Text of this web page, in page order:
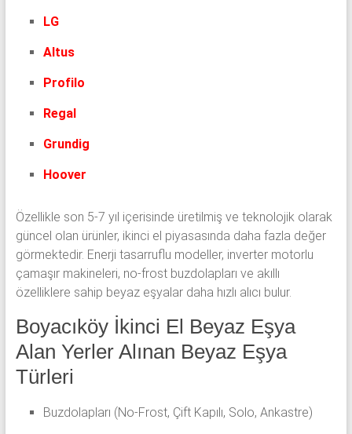
LG
Altus
Profilo
Regal
Grundig
Hoover
Özellikle son 5-7 yıl içerisinde üretilmiş ve teknolojik olarak
güncel olan ürünler, ikinci el piyasasında daha fazla değer
görmektedir. Enerji tasarruflu modeller, inverter motorlu
çamaşır makineleri, no-frost buzdolapları ve akıllı
özelliklere sahip beyaz eşyalar daha hızlı alıcı bulur.
Boyacıköy İkinci El Beyaz Eşya
Alan Yerler Alınan Beyaz Eşya
Türleri
Buzdolapları (No-Frost, Çift Kapılı, Solo, Ankastre)